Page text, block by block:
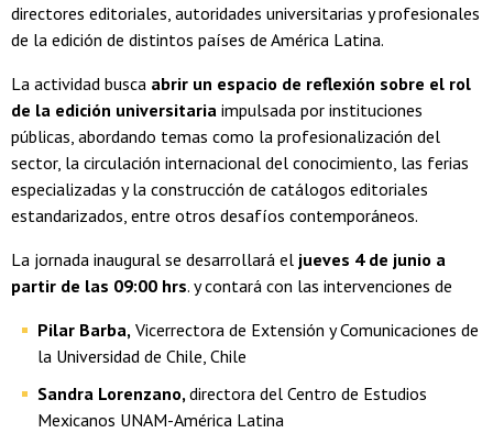
directores editoriales, autoridades universitarias y profesionales
de la edición de distintos países de América Latina.
La actividad busca abrir un espacio de reflexión sobre el rol
de la edición universitaria impulsada por instituciones
públicas, abordando temas como la profesionalización del
sector, la circulación internacional del conocimiento, las ferias
especializadas y la construcción de catálogos editoriales
estandarizados, entre otros desafíos contemporáneos.
La jornada inaugural se desarrollará el jueves 4 de junio a
partir de las 09:00 hrs. y contará con las intervenciones de
Pilar Barba, Vicerrectora de Extensión y Comunicaciones de
la Universidad de Chile, Chile
Sandra Lorenzano,directora del Centro de Estudios
Mexicanos UNAM-América Latina